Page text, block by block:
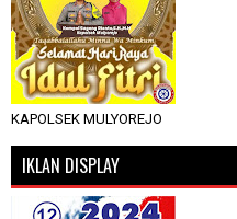
KAPOLSEK MULYOREJO
IKLAN DISPLAY